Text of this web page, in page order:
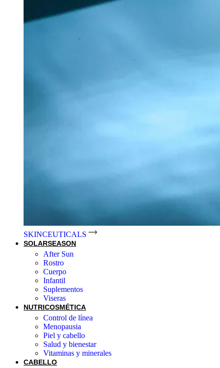
SKINCEUTICALS
SOLARSEASON
After Sun
Rostro
Cuerpo
Infantil
Suplementos
Viseras
NUTRICOSMÉTICA
Control de línea
Menopausia
Piel y cabello
Salud y bienestar
Vitaminas y minerales
CABELLO